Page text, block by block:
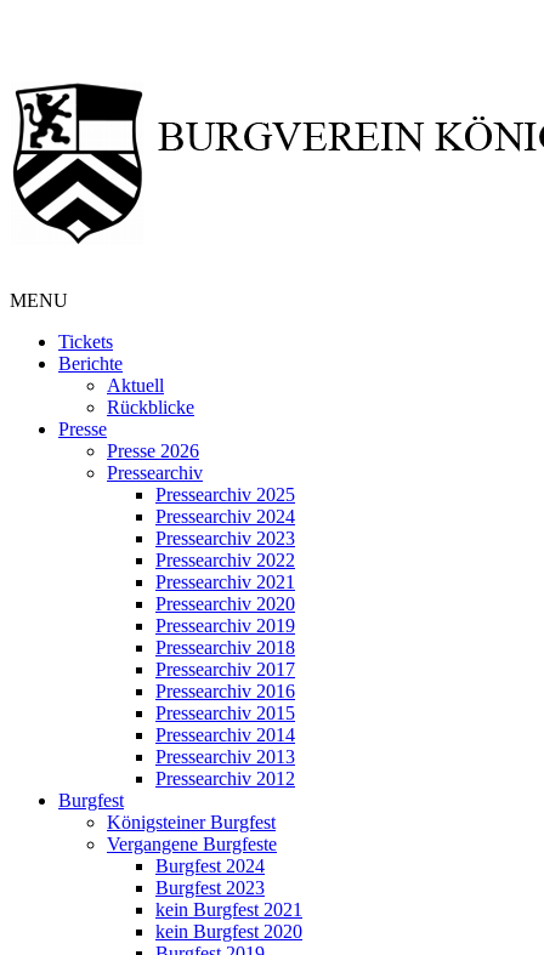
MENU
Tickets
Berichte
Aktuell
Rückblicke
Presse
Presse 2026
Pressearchiv
Pressearchiv 2025
Pressearchiv 2024
Pressearchiv 2023
Pressearchiv 2022
Pressearchiv 2021
Pressearchiv 2020
Pressearchiv 2019
Pressearchiv 2018
Pressearchiv 2017
Pressearchiv 2016
Pressearchiv 2015
Pressearchiv 2014
Pressearchiv 2013
Pressearchiv 2012
Burgfest
Königsteiner Burgfest
Vergangene Burgfeste
Burgfest 2024
Burgfest 2023
kein Burgfest 2021
kein Burgfest 2020